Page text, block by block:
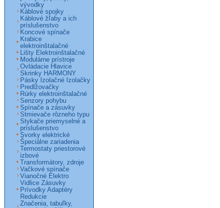
vývodky
Káblové spojky
Káblové žľaby a ich
príslušenstvo
Koncové spínače
Krabice
elektroinštalačné
Lišty Elektroinštalačné
Modulárne prístroje
Ovládacie Hlavice
Skrinky HARMONY
Pásky Izolačné Izolačky
Predlžovačky
Rúrky elektroinštalačné
Senzory pohybu
Spínače a zásuvky
Stmievače rôzneho typu
Stykače priemyselné a
príslušenstvo
Svorky elektrické
Špeciálne zariadenia
Termostaty priestorové
izbové
Transformátory, zdroje
Vačkové spínače
Vianočné Elektro
Vidlice Zásuvky
Prívodky Adaptéry
Redukcie
Značenia, tabuľky,